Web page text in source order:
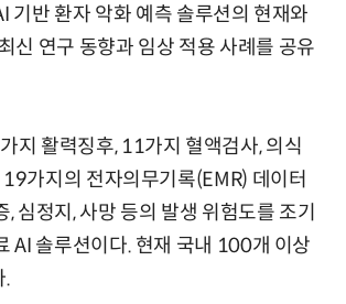
기반 환자 악화 예측 솔루션의 현재와
신 연구 동향과 임상 적용 사례를 공유
지 활력징후, 11가지 혈액검사, 의식
19가지의 전자의무기록(EMR) 데이터
, 심정지, 사망 등의 발생 위험도를 조기
AI 솔루션이다. 현재 국내 100개 이상
.